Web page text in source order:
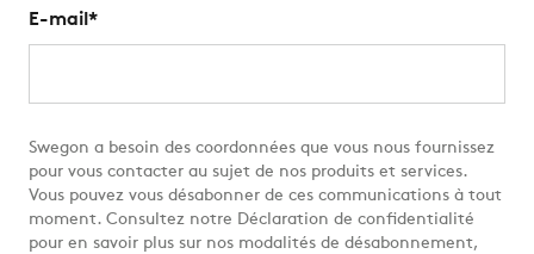
E-mail *
Swegon a besoin des coordonnées que vous nous fournissez
pour vous contacter au sujet de nos produits et services.
Vous pouvez vous désabonner de ces communications à tout
moment. Consultez notre Déclaration de confidentialité
pour en savoir plus sur nos modalités de désabonnement,